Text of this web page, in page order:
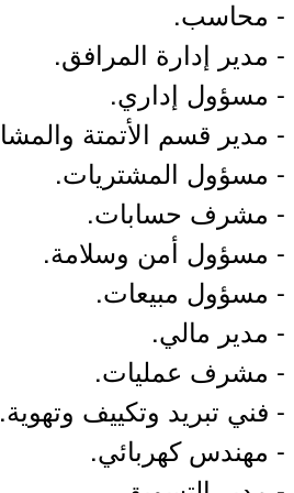
- محاسب.
- مدير إدارة المرافق.
- مسؤول إداري.
- مدير قسم الأتمتة
- مسؤول المشتريات.
- مشرف حسابات.
- مسؤول أمن وسلامة.
- مسؤول مبيعات.
- مدير مالي.
- مشرف عمليات.
- فني تبريد وتكييف وتهوية.
- مهندس كهربائي.